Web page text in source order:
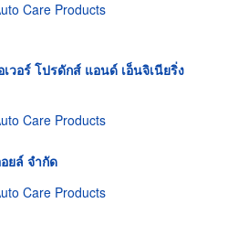
Care Products
เวอร์ โปรดักส์ แอนด์ เอ็นจิเนียริ่ง
Care Products
ยล์ จำกัด
Care Products